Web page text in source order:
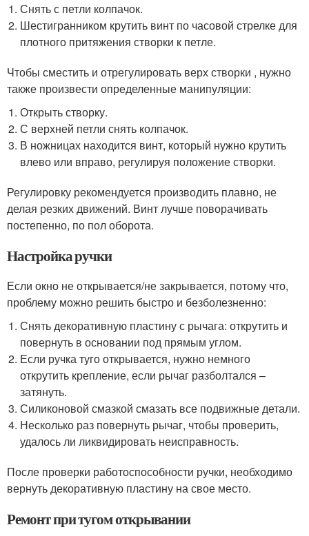
Снять с петли колпачок.
Шестигранником крутить винт по часовой стрелке для
плотного притяжения створки к петле.
Чтобы сместить и отрегулировать верх створки , нужно
также произвести определенные манипуляции:
Открыть створку.
С верхней петли снять колпачок.
В ножницах находится винт, который нужно крутить
влево или вправо, регулируя положение створки.
Регулировку рекомендуется производить плавно, не
делая резких движений. Винт лучше поворачивать
постепенно, по пол оборота.
Настройка ручки
Если окно не открывается/не закрывается, потому что,
проблему можно решить быстро и безболезненно:
Снять декоративную пластину с рычага: открутить и
повернуть в основании под прямым углом.
Если ручка туго открывается, нужно немного
открутить крепление, если рычаг разболтался –
затянуть.
Силиконовой смазкой смазать все подвижные детали.
Несколько раз повернуть рычаг, чтобы проверить,
удалось ли ликвидировать неисправность.
После проверки работоспособности ручки, необходимо
вернуть декоративную пластину на свое место.
Ремонт при тугом открывании